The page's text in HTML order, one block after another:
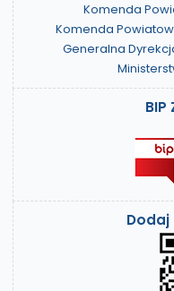
Komenda
Komenda
Generalna
BIP
Dodaj